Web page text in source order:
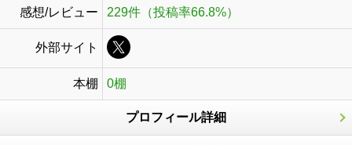
感想/レビュー 229件（投稿率66.8%）
外部サイト
本棚 0棚
プロフィール詳細